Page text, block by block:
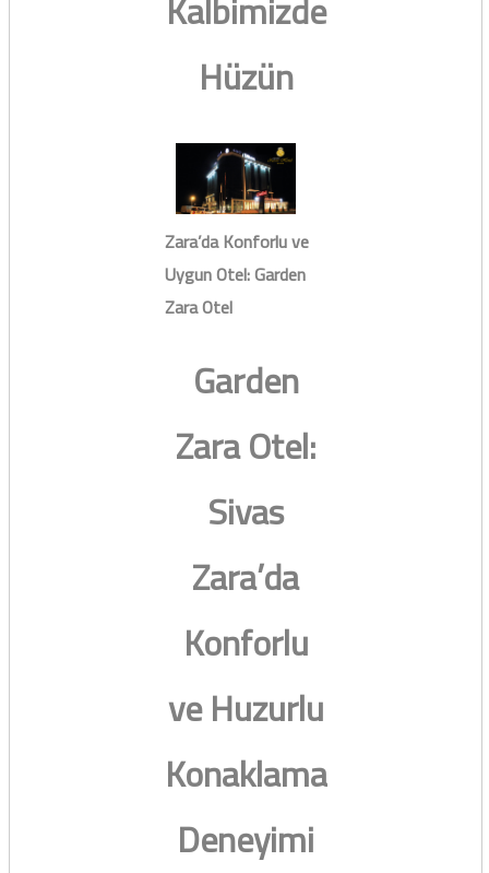
Hüzün
Zara’da Konforlu ve
Uygun Otel: Garden
Zara Otel
Garden
Zara Otel:
Sivas
Zara’da
Konforlu
ve Huzurlu
Konaklama
Deneyimi